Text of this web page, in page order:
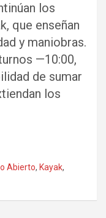
los
que enseñan
y maniobras.
—10:00,
de sumar
los
Abierto, Kayak,